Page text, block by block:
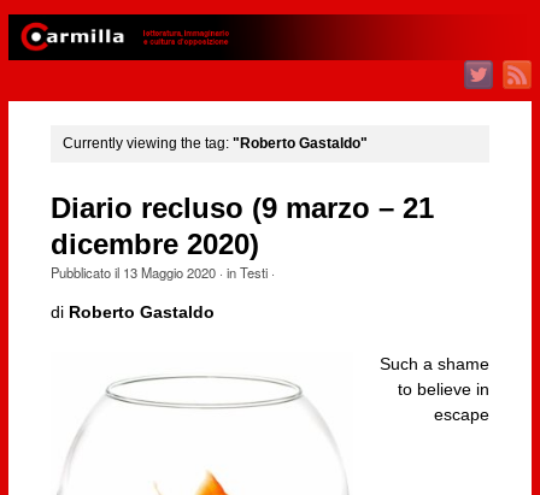
Currently viewing the tag: "Roberto Gastaldo"
Diario recluso (9 marzo – 21
dicembre 2020)
Pubblicato il 13 Maggio 2020· inTesti·
di Roberto Gastaldo
Such a shame
to believe in
escape